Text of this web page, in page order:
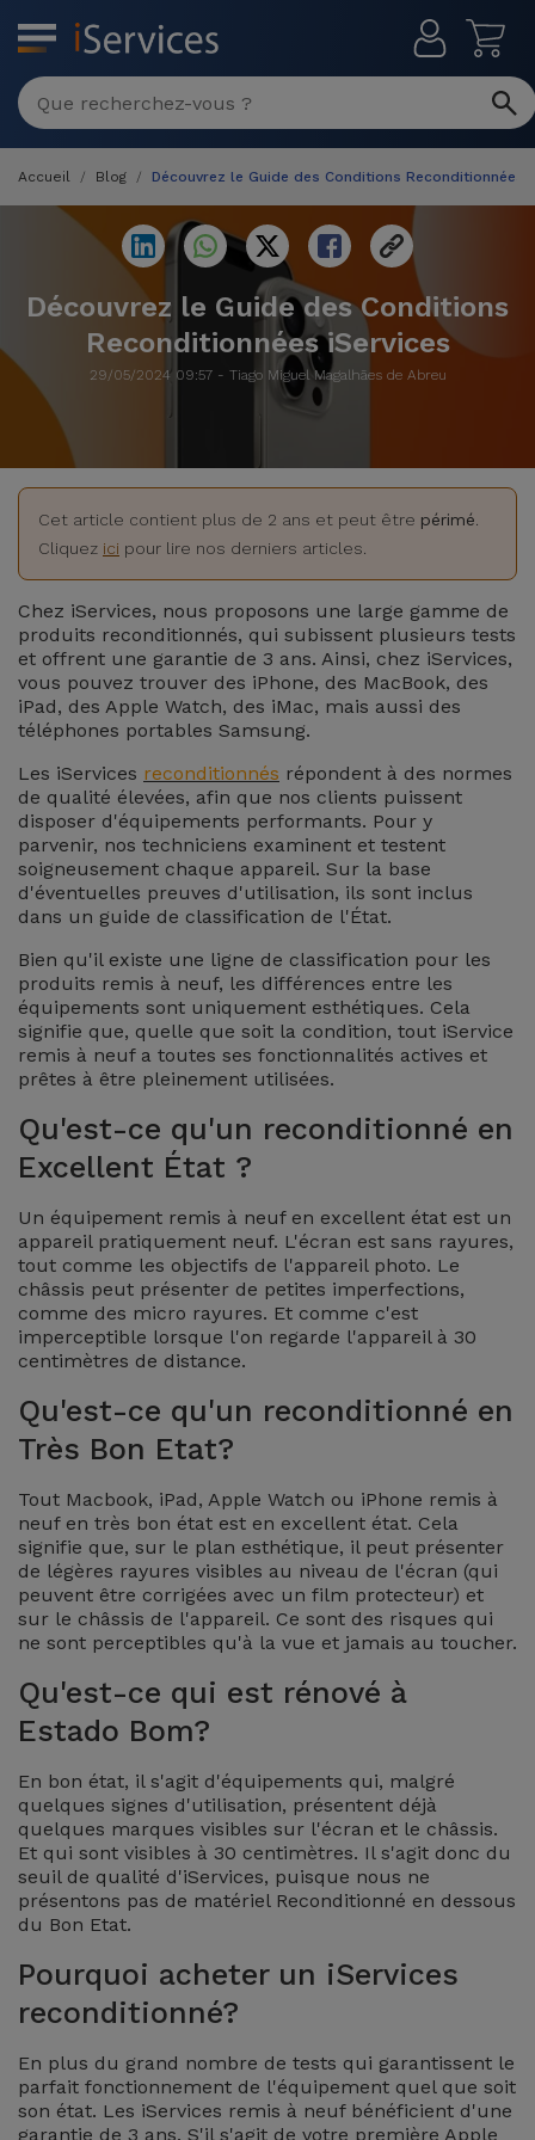
MENU
Réparation
Multimarque
Différentes
Causes de
Pannes
iPhone
Macbook
/ iMac
Watch
Samsung
Xiaomi
Huawei
Oppo
OnePlus
Google
Dyson
TCL
Autres
Marques
Voir
tout
Reconditionnés
MacBooks
Reconditionnés
iPads
Reconditionnés
Apple Watch
Reconditionnés
Samsungs
Reconditionnés
iMacs
Reconditionnés
Consoles de
Jeux
Reconditionnées
Voir
tout
Produits
Drones
Nouveautés
Coques et
Protections
d'Écran
Externes
Chargeurs
Ecouteurs
Enceintes
Montres
Connectées
Bracelets
de
Téléphone
Gadgets
et
Maison
Portefeuilles,
Étuis et Sacs
Traceurs et
Accessoires
Mobilité,
Auto et
Vélo
Accessoires
d'ordinateur
Accessoires
iPad et
Tablette
Voir
tout
Magasins
Promotions
Accueil Blog Découvrez le Guide des Conditions Reconditionnées
Découvrez le Guide des Conditions
Reconditionnées iServices
29/05/2024 09:57 - Tiago Miguel Magalhães de Abreu
Cet article contient plus de 2 ans et peut être périmé
Cliquez ici pour lire nos derniers articles.
Chez iServices, nous proposons une large gamme de
produits reconditionnés, qui subissent plusieurs tests
et offrent une garantie de 3 ans. Ainsi, chez iServices,
vous pouvez trouver des iPhone, des MacBook, des
iPad, des Apple Watch, des iMac, mais aussi des
téléphones portables Samsung.
Les iServices reconditionnés répondent à des normes
de qualité élevées, afin que nos clients puissent
disposer d'équipements performants. Pour y
parvenir, nos techniciens examinent et testent
soigneusement chaque appareil. Sur la base
d'éventuelles preuves d'utilisation, ils sont inclus
dans un guide de classification de l'État.
Bien qu'il existe une ligne de classification pour les
produits remis à neuf, les différences entre les
équipements sont uniquement esthétiques. Cela
signifie que, quelle que soit la condition, tout iService
remis à neuf a toutes ses fonctionnalités actives et
prêtes à être pleinement utilisées.
Qu'est-ce qu'un reconditionné en
Excellent État ?
Un équipement remis à neuf en excellent état est un
appareil pratiquement neuf. L'écran est sans rayures,
tout comme les objectifs de l'appareil photo. Le
châssis peut présenter de petites imperfections,
comme des micro rayures. Et comme c'est
imperceptible lorsque l'on regarde l'appareil à 30
centimètres de distance.
Qu'est-ce qu'un reconditionné en
Très Bon Etat?
Tout Macbook, iPad, Apple Watch ou iPhone remis à
neuf en très bon état est en excellent état. Cela
signifie que, sur le plan esthétique, il peut présenter
de légères rayures visibles au niveau de l'écran (qui
peuvent être corrigées avec un film protecteur) et
sur le châssis de l'appareil. Ce sont des risques qui
ne sont perceptibles qu'à la vue et jamais au toucher.
Qu'est-ce qui est rénové à
Estado Bom?
En bon état, il s'agit d'équipements qui, malgré
quelques signes d'utilisation, présentent déjà
quelques marques visibles sur l'écran et le châssis.
Et qui sont visibles à 30 centimètres. Il s'agit donc du
seuil de qualité d'iServices, puisque nous ne
présentons pas de matériel Reconditionné en dessous
du Bon Etat.
Pourquoi acheter un iServices
reconditionné?
En plus du grand nombre de tests qui garantissent le
parfait fonctionnement de l'équipement quel que soit
son état. Les iServices remis à neuf bénéficient d'une
garantie de 3 ans. S'il s'agit de votre première Apple